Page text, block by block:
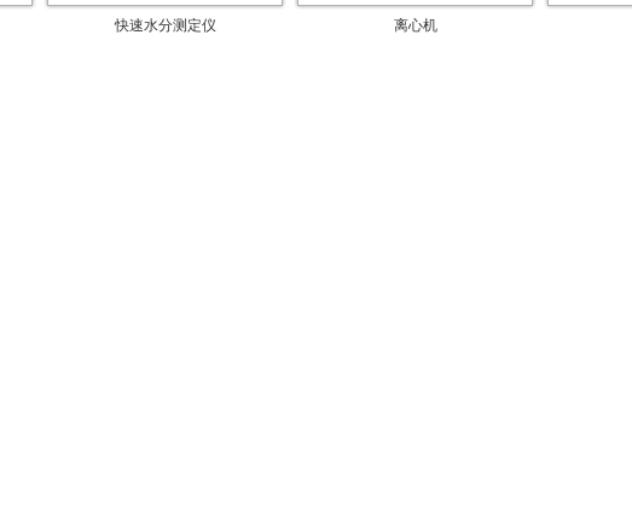
快速水分测定仪